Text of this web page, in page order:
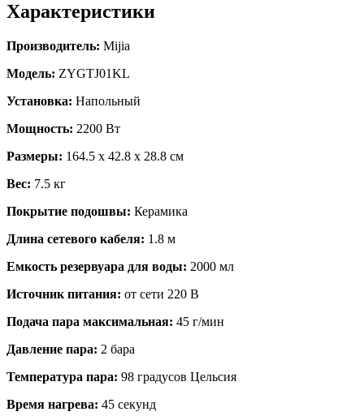
Характеристики
Производитель: Mijia
Модель: ZYGTJ01KL
Установка: Напольный
Мощность: 2200 Вт
Размеры: 164.5 х 42.8 х 28.8 cм
Вес: 7.5 кг
Покрытие подошвы: Керамика
Длина сетевого кабеля: 1.8 м
Емкость резервуара для воды: 2000 мл
Источник питания: от сети 220 В
Подача пара максимальная: 45 г/мин
Давление пара: 2 бара
Температура пара: 98 градусов Цельсия
Время нагрева: 45 секунд